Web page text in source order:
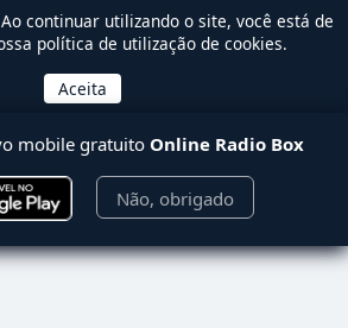
continuar utilizando o site, você está de
política de utilização de cookies.
mobile gratuito Online Radio Box
Não, obrigado